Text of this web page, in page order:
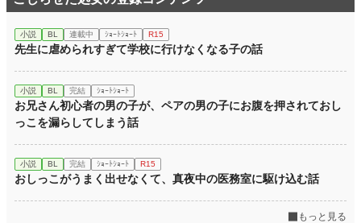
小説 BL 連載中 ｼｮｰﾄｼｮｰﾄ R15
先生に虐められすぎて学校に行けなくなる子の話
小説 BL 完結 ｼｮｰﾄｼｮｰﾄ
お兄さん初心者の男の子が、ペアの男の子にお腹を押されておし
っこを漏らしてしまう話
小説 BL 完結 ｼｮｰﾄｼｮｰﾄ R15
おしっこがうまく出せなくて、真夜中の医務室に駆け込む話
もっと見る